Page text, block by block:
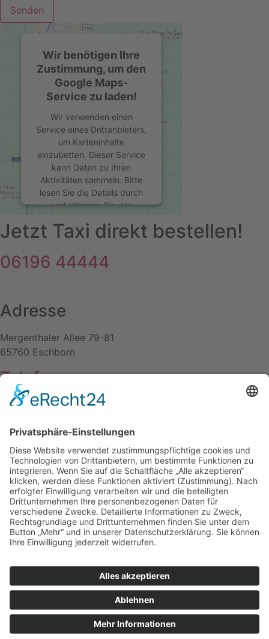
Senden
Wir benötigen Ihre
Zustimmung, um den
Google Maps-
Service zu laden!
Wir verwenden einen
Service eines Drittanbieters,
um Karteninhalte
einzubetten. Dieser Service
kann Daten zu Ihren
Aktivitäten sammeln. Bitte
lesen Sie die Details durch
und stimmen Sie der
Nutzung des Service zu, um
diese Karte anzuzeigen.
Mehr Informationen
powered by
Platform&eRecht24
Jetzt Taxi direkt bestellen!
06196 44444
Adresse
Mergenthaler Allee 79-81
65760 Eschborn
Telefon
06196 44444
E-Mail
info@taxidirekt-eschborn.de
Jetzt die APP herunterladen
Sie brauchen ein Taxi in
Frankfurt?
© 2023 Taxi Direkt Eschborn | Alle Rechte vorbehalten
Impressum